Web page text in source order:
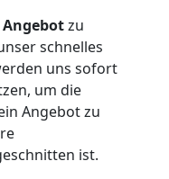
Angebotzu
schnelles
uns sofort
um die
Angebot zu
ist.